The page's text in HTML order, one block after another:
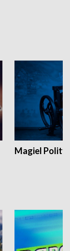
Magiel